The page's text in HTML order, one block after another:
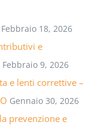
Febbraio 18, 2026
e
Febbraio 9, 2026
e lenti correttive –
Gennaio 30, 2026
prevenzione e